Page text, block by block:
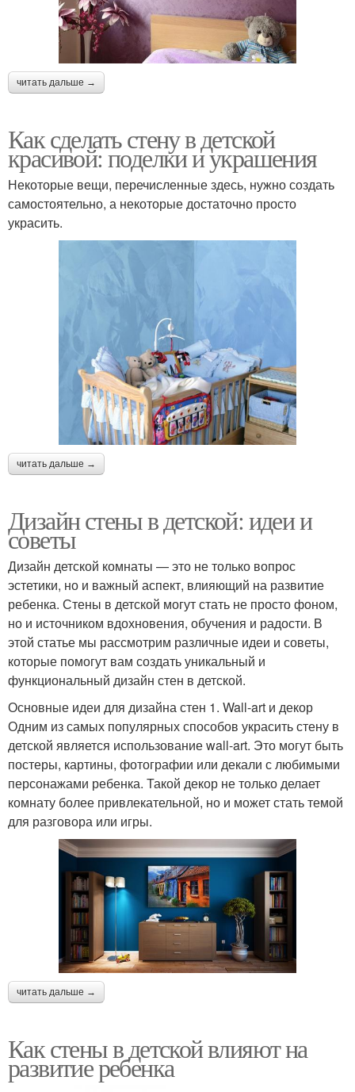
читать дальше →
Как сделать стену в детской
красивой: поделки и украшения
Некоторые вещи, перечисленные здесь, нужно создать
самостоятельно, а некоторые достаточно просто
украсить.
читать дальше →
Дизайн стены в детской: идеи и
советы
Дизайн детской комнаты — это не только вопрос
эстетики, но и важный аспект, влияющий на развитие
ребенка. Стены в детской могут стать не просто фоном,
но и источником вдохновения, обучения и радости. В
этой статье мы рассмотрим различные идеи и советы,
которые помогут вам создать уникальный и
функциональный дизайн стен в детской.
Основные идеи для дизайна стен 1. Wall-art и декор
Одним из самых популярных способов украсить стену в
детской является использование wall-art. Это могут быть
постеры, картины, фотографии или декали с любимыми
персонажами ребенка. Такой декор не только делает
комнату более привлекательной, но и может стать темой
для разговора или игры.
читать дальше →
Как стены в детской влияют на
развитие ребенка